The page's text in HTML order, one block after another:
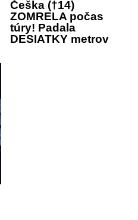
Češka (†14)
ZOMRELA počas
túry! Padala
DESIATKY metrov